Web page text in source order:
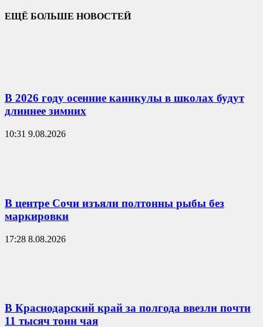
ЕЩЁ БОЛЬШЕ НОВОСТЕЙ
В 2026 году осенние каникулы в школах будут
длиннее зимних
10:31 9.08.2026
В центре Сочи изъяли полтонны рыбы без
маркировки
17:28 8.08.2026
В Краснодарский край за полгода ввезли почти
11 тысяч тонн чая